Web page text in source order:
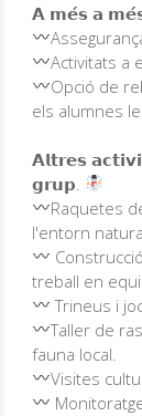
𝗔 𝗺𝗲́𝘀 𝗮
Activitats a
Opció de
els alumnes
𝗔𝗹𝘁𝗿𝗲𝘀
𝗴𝗿𝘂𝗽.
Raquetes
l'entorn
treball en
Trineus i
Taller de
fauna local.⁣
Visites